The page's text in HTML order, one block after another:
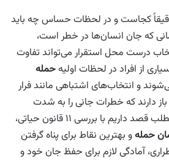
کجاست و در لحظات حساس چه باید
که جان انسان‌ها در خطر است،
درست محل استقرار می‌تواند تفاوت
از افراد در لحظات اولیهحمله
و انتخاب‌های اشتباهی مانند فرار
دارند که خطرات جانی را به شدت
افزایش می‌دهد. در این مطلب قصد داریم با بررسی ۱۱ قانون حیاتی،
حملهو بهترین نقاط برای پناه گرفتن
آمادگی لازم برای حفظ جان خود و